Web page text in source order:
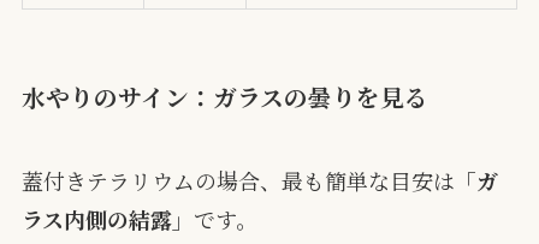
水やりのサイン：ガラスの曇りを見る
蓋付きテラリウムの場合、最も簡単な目安は 「ガ
ラス内側の結露」 です。